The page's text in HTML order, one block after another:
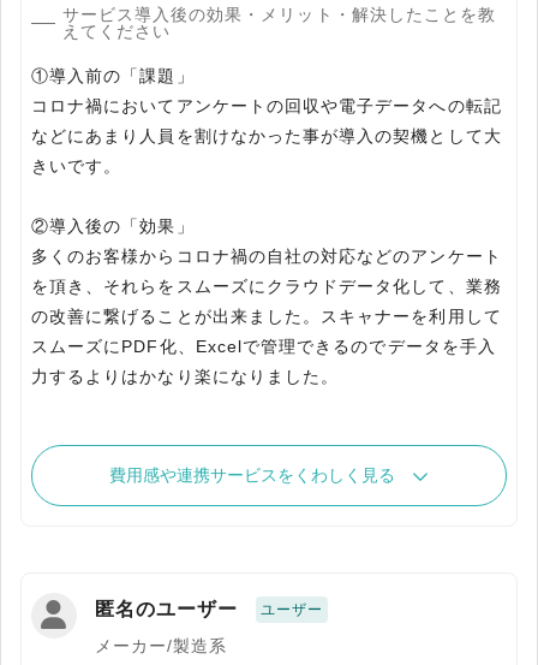
サービス導入後の効果・メリット・解決したことを教
えてください
①導入前の「課題」
コロナ禍においてアンケートの回収や電子データへの転記
などにあまり人員を割けなかった事が導入の契機として大
きいです。
②導入後の「効果」
多くのお客様からコロナ禍の自社の対応などのアンケート
を頂き、それらをスムーズにクラウドデータ化して、業務
の改善に繋げることが出来ました。スキャナーを利用して
スムーズにPDF化、Excelで管理できるのでデータを手入
力するよりはかなり楽になりました。
費用感や連携サービスをくわしく見る
匿名のユーザー ユーザー
メーカー/製造系